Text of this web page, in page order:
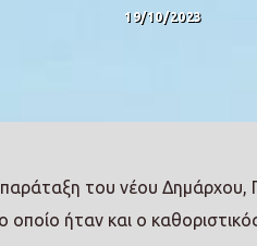
19/10/2023
του νέου Δημάρχου,
ήταν και ο